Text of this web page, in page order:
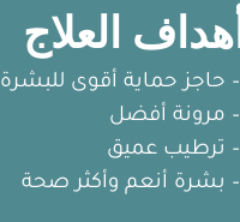
أهداف العلاج
– حاجز حماية أقوى للبشرة
– مرونة أفضل
– ترطيب عميق
– بشرة أنعم وأكثر صحة